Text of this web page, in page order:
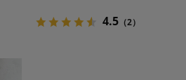
4.5 （2）